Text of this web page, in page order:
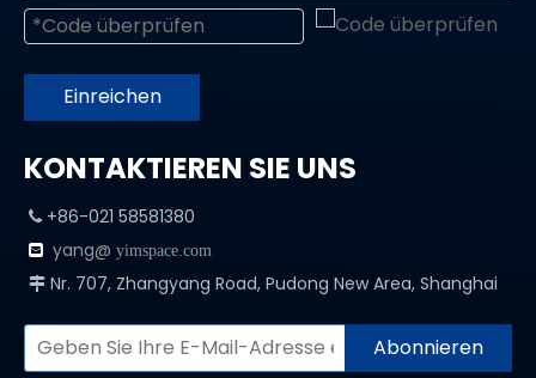
Einreichen
KONTAKTIEREN SIE UNS
 +86-021 58581380
 yang@ yimspace.com
 Nr. 707, Zhangyang Road, Pudong New Area, Shanghai
Abonnieren